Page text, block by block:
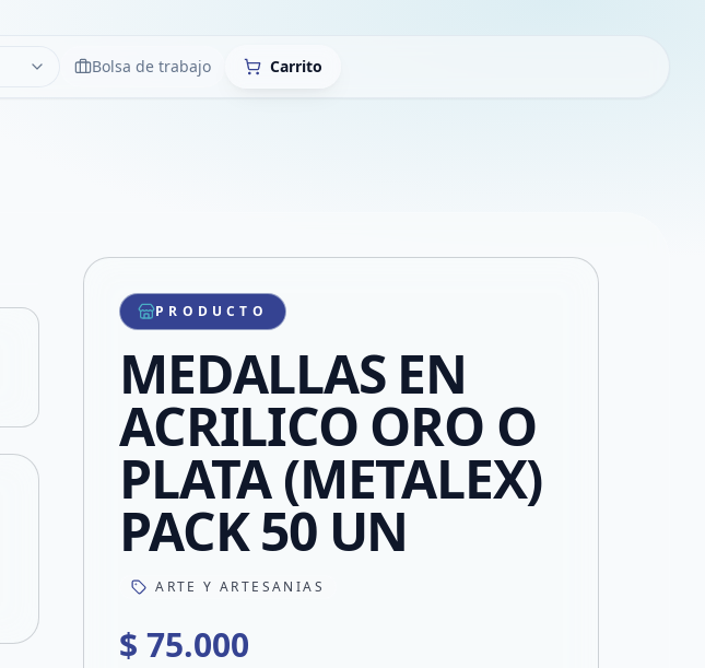
LimpiarBolsa de trabajo Carrito
Compartir producto
Compartir por WhatsApp
Compartir por mail
Compartir en Facebook
Compartir en X
PRODUCTO
MEDALLAS EN
ACRILICO ORO O
PLATA (METALEX)
PACK 50 UN
ARTE Y ARTESANIAS
$ 75.000